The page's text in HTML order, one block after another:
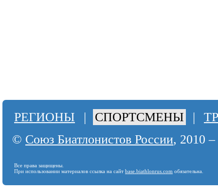
РЕГИОНЫ | СПОРТСМЕНЫ |
© Союз Биатлонистов России, 2010
Все права защищены.
При использовании материалов ссылка на сайт base.biathlonrus.com обязательна.